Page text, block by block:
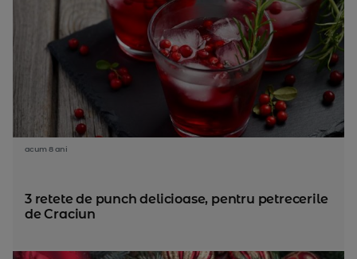
acum 8 ani
3 retete de punch delicioase, pentru petrecerile
de Craciun